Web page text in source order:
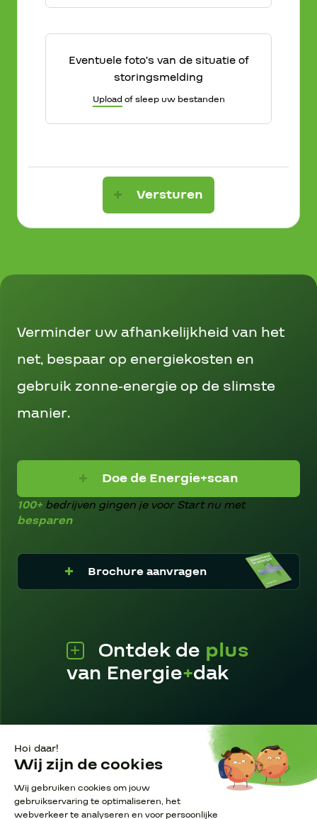
Eventuele foto's van de situatie of
storingsmelding
Upload of sleep uw bestanden
Versturen
Verminder uw afhankelijkheid van het
net, bespaar op energiekosten en
gebruik zonne-energie op de slimste
manier.
Doe de Energie+scan
100+ bedrijven gingen je voor Start nu met
besparen
Brochure aanvragen
Pagina’s
Ontdek de plus
van Energie+dak